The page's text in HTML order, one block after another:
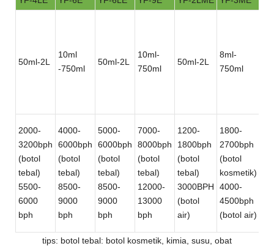
50ml-2L
10ml
-750ml
50ml-2L
10ml-
750ml
50ml-2L
8ml-
750ml
2000-
3200bph
(botol
tebal)
5500-
6000
bph
4000-
6000bph
(botol
tebal)
8500-
9000
bph
5000-
6000bph
(botol
tebal)
8500-
9000
bph
7000-
8000bph
(botol
tebal)
12000-
13000
bph
1200-
1800bph
(botol
tebal)
3000BPH
(botol
air)
1800-
2700bph
(botol
kosmetik)
4000-
4500bph
(botol air)
tips: botol tebal: botol kosmetik, kimia, susu, obat